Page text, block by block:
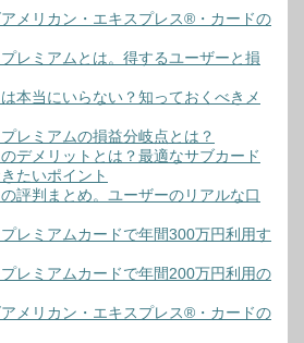
メリカン・エキスプレス®・カードの
レミアムとは。得するユーザーと損
本当にいらない？知っておくべきメ
レミアムの損益分岐点とは？
デメリットとは？最適なサブカード
たいポイント
評判まとめ。ユーザーのリアルな口
レミアムカードで年間300万円利用す
レミアムカードで年間200万円利用の
メリカン・エキスプレス®・カードの